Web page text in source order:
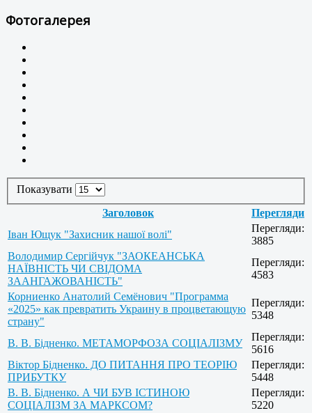
Фотогалерея
Показувати
Заголовок
Перегляди
Іван Ющук "Захисник нашої волі"
Перегляди:
3885
Володимир Сергійчук "ЗАОКЕАНСЬКА
НАЇВНІСТЬ ЧИ СВІДОМА
ЗААНГАЖОВАНІСТЬ"
Перегляди:
4583
Корниенко Анатолий Семёнович "Программа
«2025» как превратить Украину в процветающую
страну"
Перегляди:
5348
В. В. Бідненко. МЕТАМОРФОЗА СОЦІАЛІЗМУ
Перегляди:
5616
Віктор Бідненко. ДО ПИТАННЯ ПРО ТЕОРІЮ
ПРИБУТКУ
Перегляди:
5448
В. В. Бідненко. А ЧИ БУВ ІСТИНОЮ
СОЦІАЛІЗМ ЗА МАРКСОМ?
Перегляди:
5220